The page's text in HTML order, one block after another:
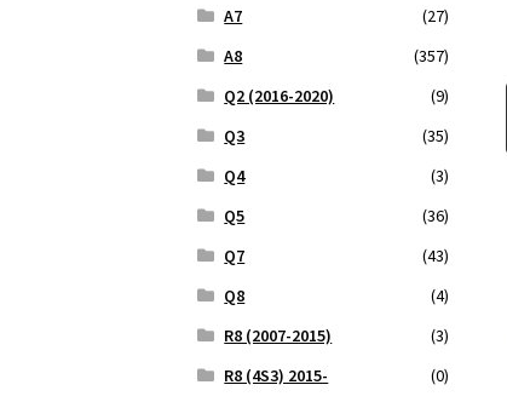
A7
(27)
A8
(357)
Q2 (2016-2020)
(9)
Q3
(35)
Q4
(3)
Q5
(36)
Q7
(43)
Q8
(4)
R8 (2007-2015)
(3)
R8 (4S3) 2015-
(0)